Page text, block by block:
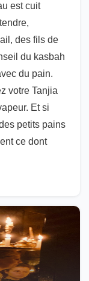
est cuit
des fils de
du kasbah
du pain.
votre Tanjia
Et si
petits pains
ce dont